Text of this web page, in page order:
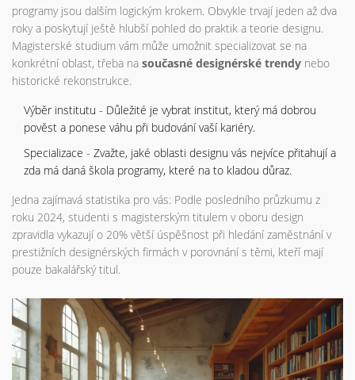
programy jsou dalším logickým krokem. Obvykle trvají jeden až dva
roky a poskytují ještě hlubší pohled do praktik a teorie designu.
Magisterské studium vám může umožnit specializovat se na
konkrétní oblast, třeba na současné designérské trendy nebo
historické rekonstrukce.
Výběr institutu - Důležité je vybrat institut, který má dobrou
pověst a ponese váhu při budování vaší kariéry.
Specializace - Zvažte, jaké oblasti designu vás nejvíce přitahují a
zda má daná škola programy, které na to kladou důraz.
Jedna zajímavá statistika pro vás: Podle posledního průzkumu z
roku 2024, studenti s magisterským titulem v oboru design
zpravidla vykazují o 20% větší úspěšnost při hledání zaměstnání v
prestižních designérských firmách v porovnání s těmi, kteří mají
pouze bakalářský titul.